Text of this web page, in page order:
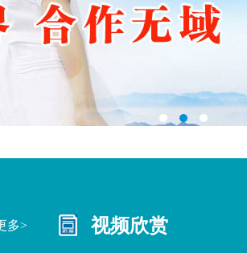
多> 视频欣赏